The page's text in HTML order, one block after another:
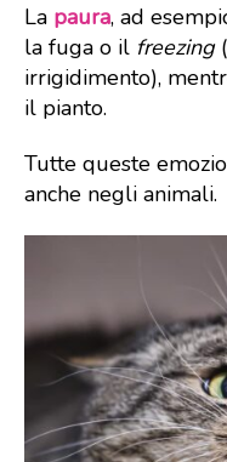
La paura, ad
la fuga o il freezing
irrigidimento),
il pianto.
Tutte queste
anche negli animali.